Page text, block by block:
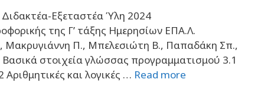
Εξεταστέα Ύλη 2024
της Γ’ τάξης Ημερησίων ΕΠΑ.Λ.
Μακρυγιάννη Π., Μπελεσιώτη Β., Παπαδάκη Σπ.,
στοιχεία γλώσσας προγραμματισμού 3.1
και λογικές … Read more